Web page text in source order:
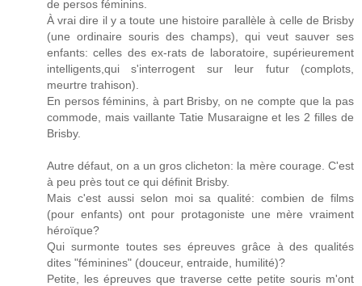
de persos féminins.
À vrai dire il y a toute une histoire parallèle à celle de Brisby
(une ordinaire souris des champs), qui veut sauver ses
enfants: celles des ex-rats de laboratoire, supérieurement
intelligents,qui s'interrogent sur leur futur (complots,
meurtre trahison).
En persos féminins, à part Brisby, on ne compte que la pas
commode, mais vaillante Tatie Musaraigne et les 2 filles de
Brisby.
Autre défaut, on a un gros clicheton: la mère courage. C'est
à peu près tout ce qui définit Brisby.
Mais c'est aussi selon moi sa qualité: combien de films
(pour enfants) ont pour protagoniste une mère vraiment
héroïque?
Qui surmonte toutes ses épreuves grâce à des qualités
dites "féminines" (douceur, entraide, humilité)?
Petite, les épreuves que traverse cette petite souris m'ont